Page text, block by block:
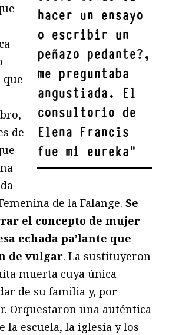
hacer un ensayo
o escribir un
peñazo pedante?,
me preguntaba
angustiada. El
consultorio de
Elena Francis
fue mi eureka"
que
de
de la Falange. Se
el concepto de mujer
echada pa’lante que
de vulgar. La sustituyeron
muerta cuya única
de su familia y, por
Orquestaron una auténtica
la escuela, la iglesia y los